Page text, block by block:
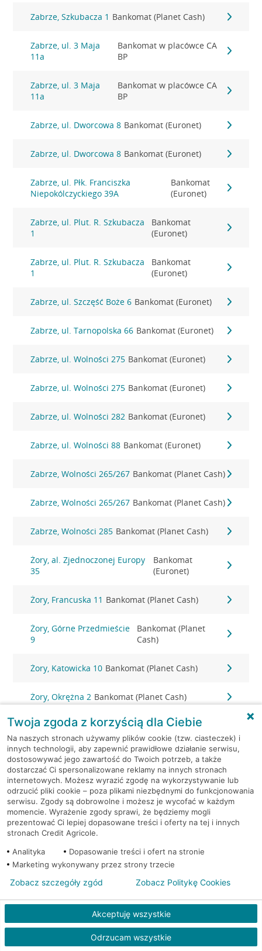
Zabrze, Szkubacza 1 Bankomat (Planet Cash)
Zabrze, ul. 3 Maja
11a
Bankomat w placówce CA
BP
Zabrze, ul. 3 Maja
11a
Bankomat w placówce CA
BP
Zabrze, ul. Dworcowa 8 Bankomat (Euronet)
Zabrze, ul. Dworcowa 8 Bankomat (Euronet)
Zabrze, ul. Płk. Franciszka
Niepokólczyckiego 39A
Bankomat
(Euronet)
Zabrze, ul. Plut. R. Szkubacza
1
Bankomat
(Euronet)
Zabrze, ul. Plut. R. Szkubacza
1
Bankomat
(Euronet)
Zabrze, ul. Szczęść Boże 6 Bankomat (Euronet)
Zabrze, ul. Tarnopolska 66 Bankomat (Euronet)
Zabrze, ul. Wolności 275 Bankomat (Euronet)
Zabrze, ul. Wolności 275 Bankomat (Euronet)
Zabrze, ul. Wolności 282 Bankomat (Euronet)
Zabrze, ul. Wolności 88 Bankomat (Euronet)
Zabrze, Wolności 265/267 Bankomat (Planet Cash)
Zabrze, Wolności 265/267 Bankomat (Planet Cash)
Zabrze, Wolności 285 Bankomat (Planet Cash)
Żory, al. Zjednoczonej Europy
35
Bankomat
(Euronet)
Żory, Francuska 11 Bankomat (Planet Cash)
Żory, Górne Przedmieście
9
Bankomat (Planet
Cash)
Żory, Katowicka 10 Bankomat (Planet Cash)
Żory, Okrężna 2 Bankomat (Planet Cash)
Żory, Os.Powstańców
Śląskich PU-8
Bankomat (Planet
Cash)
Żory, Pawlikowskiego
PU14
Bankomat (Planet
Cash)
Żory, Powstańców Śląskich
8
Bankomat (Planet
Cash)
Żory, Rynek 9 Bankomat (Planet Cash)
Żory, ul. Bałdyka 2 Bankomat (Euronet)
Twoja zgoda z korzyścią dla Ciebie
Na naszych stronach używamy plików cookie (tzw. ciasteczek) i
innych technologii, aby zapewnić prawidłowe działanie serwisu,
dostosowywać jego zawartość do Twoich potrzeb, a także
dostarczać Ci spersonalizowane reklamy na innych stronach
internetowych. Możesz wyrazić zgodę na wykorzystywanie lub
odrzucić pliki cookie – poza plikami niezbędnymi do funkcjonowania
serwisu. Zgody są dobrowolne i możesz je wycofać w każdym
momencie. Wyrażenie zgody sprawi, że będziemy mogli
prezentować Ci lepiej dopasowane treści i oferty na tej i innych
stronach Credit Agricole.
Analityka
Dopasowanie treści i ofert na stronie
Marketing wykonywany przez strony trzecie
Akceptuję wszystkie
Odrzucam wszystkie
Zobacz szczegóły zgód Zobacz Politykę Cookies